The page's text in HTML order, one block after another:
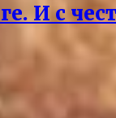
И с